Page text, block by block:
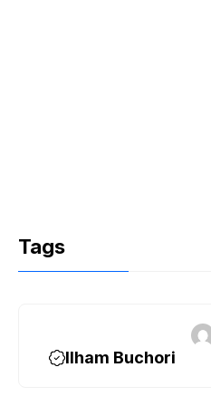
Tags
Ilham Buchori